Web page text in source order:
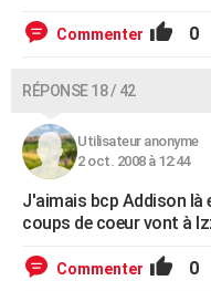
Commenter 0
RÉPONSE 18 / 42
Utilisateur anonyme
2 oct. 2008 à 12:44
J'aimais bcp Addison là
coups de coeur vont à
Commenter 0